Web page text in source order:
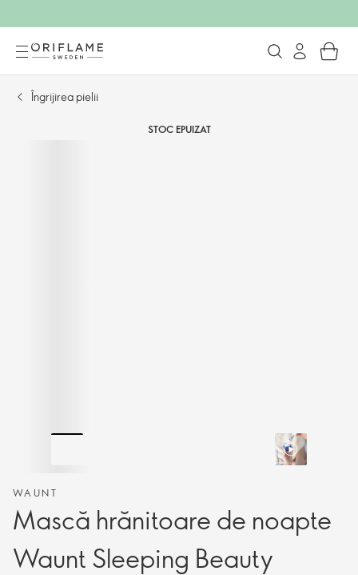
Îngrijirea pielii
STOC EPUIZAT
WAUNT
Mască hrănitoare de noapte
Waunt Sleeping Beauty